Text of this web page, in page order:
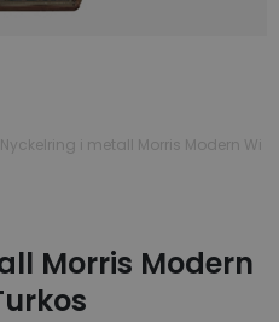
Nyckelring i metall Morris Modern
Morris Modern